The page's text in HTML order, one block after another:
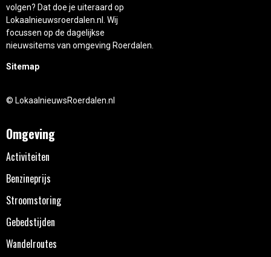
volgen? Dat doe je uiteraard op
Lokaalnieuwsroerdalen.nl. Wij
focussen op de dagelijkse
nieuwsitems van omgeving Roerdalen.
Sitemap
© LokaalnieuwsRoerdalen.nl
Omgeving
Activiteiten
Benzineprijs
Stroomstoring
Gebedstijden
Wandelroutes